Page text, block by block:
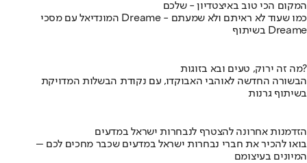
המקום הכי טוב באיצטדיון - שלכם
המונדיאל עם מסכי Dreame - כמו שעוד לא ראיתם ולא שמעתם
בשיתוף Dreame
מה זה ירוק, טעים ובא בזוגות?
הבשורה החדשה לאוהבי האבוקדו, עם נקודת הבשלות המדויקת
בשיתוף גרנות
הזדמנות אחרונה להצטרף לנבחרות ישראל במדעים
בואו להכיר את חברי נבחרות ישראל במדעים שכבר מחכים לכם –
המיונים בעיצומם